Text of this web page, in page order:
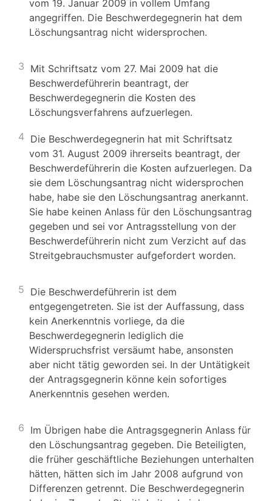
vom 19. Januar 2009 in vollem Umfang
angegriffen. Die Beschwerdegegnerin hat dem
Löschungsantrag nicht widersprochen.
3 Mit Schriftsatz vom 27. Mai 2009 hat die
Beschwerdeführerin beantragt, der
Beschwerdegegnerin die Kosten des
Löschungsverfahrens aufzuerlegen.
4 Die Beschwerdegegnerin hat mit Schriftsatz
vom 31. August 2009 ihrerseits beantragt, der
Beschwerdeführerin die Kosten aufzuerlegen. Da
sie dem Löschungsantrag nicht widersprochen
habe, habe sie den Löschungsantrag anerkannt.
Sie habe keinen Anlass für den Löschungsantrag
gegeben und sei vor Antragsstellung von der
Beschwerdeführerin nicht zum Verzicht auf das
Streitgebrauchsmuster aufgefordert worden.
5 Die Beschwerdeführerin ist dem
entgegengetreten. Sie ist der Auffassung, dass
kein Anerkenntnis vorliege, da die
Beschwerdegegnerin lediglich die
Widerspruchsfrist versäumt habe, ansonsten
aber nicht tätig geworden sei. In der Untätigkeit
der Antragsgegnerin könne kein sofortiges
Anerkenntnis gesehen werden.
6 Im Übrigen habe die Antragsgegnerin Anlass für
den Löschungsantrag gegeben. Die Beteiligten,
die früher geschäftliche Beziehungen unterhalten
hätten, hätten sich im Jahr 2008 aufgrund von
Differenzen getrennt. Die Beschwerdegegnerin